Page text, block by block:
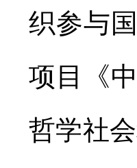
织参与
项目《
哲学社